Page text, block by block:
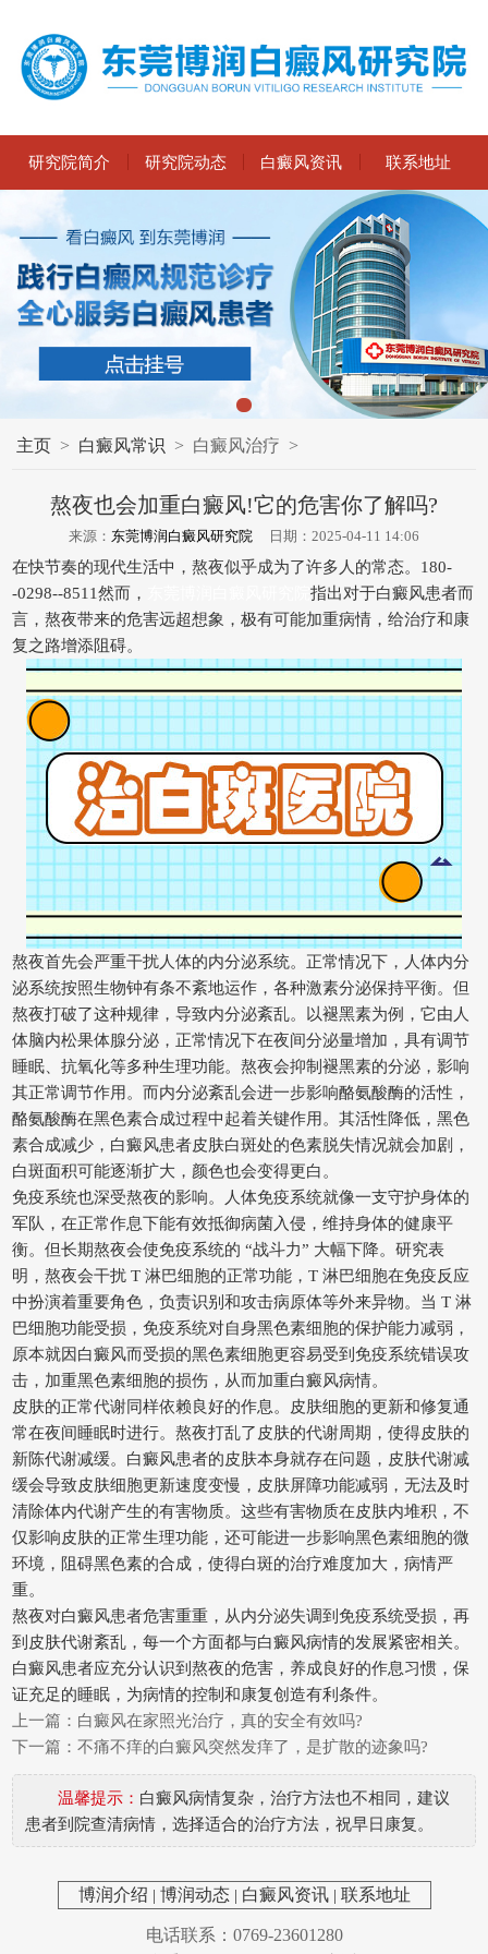
研究院简介 研究院动态 白癜风资讯 联系地址
主页 > 白癜风常识 > 白癜风治疗 >
熬夜也会加重白癜风!它的危害你了解吗?
来源： 东莞博润白癜风研究院 日期：2025-04-11 14:06
在快节奏的现代生活中，熬夜似乎成为了许多人的常态。180-
-0298--8511然而，
指出对于白癜风患者而
言，熬夜带来的危害远超想象，极有可能加重病情，给治疗和康
复之路增添阻碍。
熬夜首先会严重干扰人体的内分泌系统。正常情况下，人体内分
泌系统按照生物钟有条不紊地运作，各种激素分泌保持平衡。但
熬夜打破了这种规律，导致内分泌紊乱。以褪黑素为例，它由人
体脑内松果体腺分泌，正常情况下在夜间分泌量增加，具有调节
睡眠、抗氧化等多种生理功能。熬夜会抑制褪黑素的分泌，影响
其正常调节作用。而内分泌紊乱会进一步影响酪氨酸酶的活性，
酪氨酸酶在黑色素合成过程中起着关键作用。其活性降低，黑色
素合成减少，白癜风患者皮肤白斑处的色素脱失情况就会加剧，
白斑面积可能逐渐扩大，颜色也会变得更白。
免疫系统也深受熬夜的影响。人体免疫系统就像一支守护身体的
军队，在正常作息下能有效抵御病菌入侵，维持身体的健康平
衡。但长期熬夜会使免疫系统的 “战斗力” 大幅下降。研究表
明，熬夜会干扰 T 淋巴细胞的正常功能，T 淋巴细胞在免疫反应
中扮演着重要角色，负责识别和攻击病原体等外来异物。当 T 淋
巴细胞功能受损，免疫系统对自身黑色素细胞的保护能力减弱，
原本就因白癜风而受损的黑色素细胞更容易受到免疫系统错误攻
击，加重黑色素细胞的损伤，从而加重白癜风病情。
皮肤的正常代谢同样依赖良好的作息。皮肤细胞的更新和修复通
常在夜间睡眠时进行。熬夜打乱了皮肤的代谢周期，使得皮肤的
新陈代谢减缓。白癜风患者的皮肤本身就存在问题，皮肤代谢减
缓会导致皮肤细胞更新速度变慢，皮肤屏障功能减弱，无法及时
清除体内代谢产生的有害物质。这些有害物质在皮肤内堆积，不
仅影响皮肤的正常生理功能，还可能进一步影响黑色素细胞的微
环境，阻碍黑色素的合成，使得白斑的治疗难度加大，病情严
重。
熬夜对白癜风患者危害重重，从内分泌失调到免疫系统受损，再
到皮肤代谢紊乱，每一个方面都与白癜风病情的发展紧密相关。
白癜风患者应充分认识到熬夜的危害，养成良好的作息习惯，保
证充足的睡眠，为病情的控制和康复创造有利条件。
上一篇： 白癜风在家照光治疗，真的安全有效吗?
下一篇： 不痛不痒的白癜风突然发痒了，是扩散的迹象吗?
温馨提示： 白癜风病情复杂，治疗方法也不相同，建议
患者到院查清病情，选择适合的治疗方法，祝早日康复。
博润介绍 | 博润动态| 白癜风资讯| 联系地址
电话联系：0769-23601280